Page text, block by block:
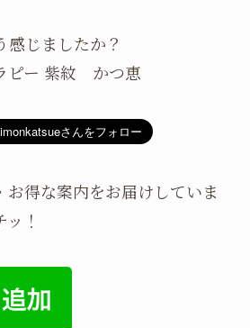
感じましたか？
ピー 紫紋 かつ恵
お得な案内をお届けしていま
！